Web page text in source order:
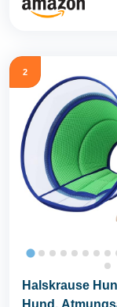
2
Halskrause